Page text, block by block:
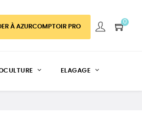
À AZURCOMPTOIR PRO
0
ELAGAGE